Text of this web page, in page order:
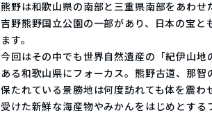
熊野は和歌山県の南部と三重県南部をあわせ
吉野熊野国立公園の一部があり、日本の宝
ます。
今回はその中でも世界自然遺産の「紀伊山
ある和歌山県にフォーカス。熊野古道、那
保たれている景勝地は何度訪れても体を震
受けた新鮮な海産物やみかんをはじめとする